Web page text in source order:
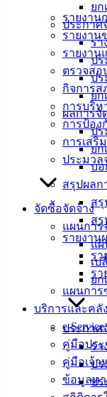
ยก
ประกาศ
ร่า
ปร
ปร
ยก
ผลการจั
ปร
ยก
บอ
สรุปผลก
สรุ
สรุ
รายงาน
รา
รา
แผนกา
บริการและคลั
e-
คู่มือปร
คู่มือเจ้า
ข้อมูลท
รายงาน
รายงาน
รายงาน
ตรวจสอ
กิจการส
การบริห
การป้อง
การเสริ
ประมวล
จัดซื้อจัดจ้าง
แผนการ
แผ
เป
ยก
ประกาศ
ร่า
ปร
ปร
ศุนย์
ข้อมูล
ข่าวสาร
อิเล็กทรอนิกส์
ความรู้
(Knowledge
Management)
ติดต่อ
เทศบาล
สายตรง
เทศบาล
ผู้บริหาร
และ
หัวหน้า
ส่วน
ราชการ